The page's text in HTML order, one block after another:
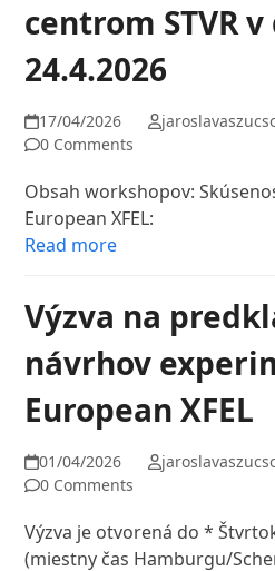
centrom STVR
24.4.2026
17/04/2026
0 Comments
Obsah workshopov:
European XFEL:
Read more
Výzva na
návrhov
European XFEL
01/04/2026
0 Comments
Výzva je otvorená do *
(miestny čas Hamburgu/